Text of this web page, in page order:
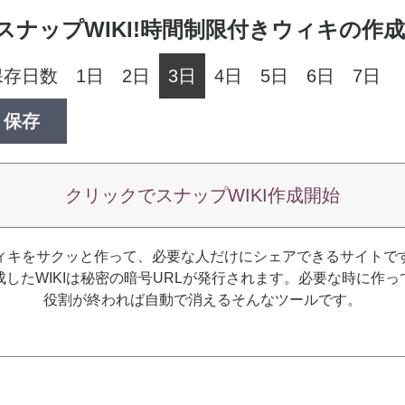
ナップWIKI!時間制限付きウィキの作
日数 1日 2日 3日 4日 5日 6日 7日
保存
クリックでスナップWIKI作成開始
キをサクッと作って、必要な人だけにシェアできるサイトで
したWIKIは秘密の暗号URLが発行されます。必要な時に作っ
役割が終われば自動で消えるそんなツールです。